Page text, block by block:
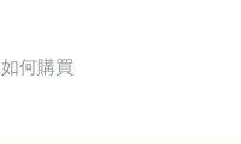
如何購買